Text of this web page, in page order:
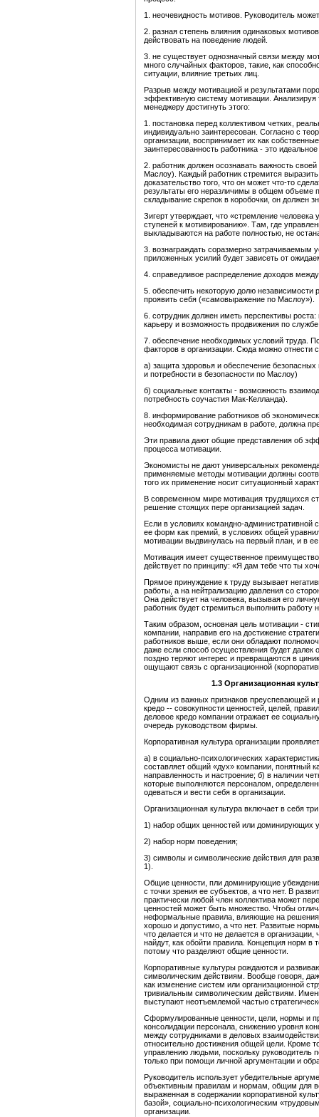
1. неочевидность мотивов. Руководитель
2. разная степень влияния одинаковых
действовать на поведение людей.
3. не существует однозначный связи между
много случайных факторов, такие, как
ситуации, влияние третьих лиц.
Разрыв между мотивацией и результатами
эффективную систему мотивации. Анализируя
менеджеру достигнуть этого:
1. постановка перед коллективом четких,
индивидуально заинтересован. Согласно с
организации, воспринимает их как
заинтересованность работника - это
2. работник должен осознавать важность
Маслоу). Каждый работник стремится
доказательство того, что он может что-то
результаты его неразличимы в общем объеме
складывание скрепок в коробочки, он должен
Зигерт утверждает, что «стремление человека
ступеней к мотивированию». Там, где
выкладываются на работе полностью, не
3. вознаграждать соразмерно затрачиваемым
приложенных усилий будет зависеть от
4. справедливое распределение доходов
5. обеспечить некоторую долю независимости
проявить себя («самовыражение по Маслоу»).
6. сотрудник должен иметь перспективы
карьеру и возможность продвижения по
7. обеспечение необходимых условий труда.
факторов в организации. Сюда можно отнести
а) защита здоровья и обеспечение
и потребности в безопасности по Маслоу)
б) социальные контакты - возможность
потребность соучастия Мак-Келланда).
8. информирование работников об
необходимая сотрудникам в работе, должна
Эти правила дают общие представления об
процесса мотивации.
Экономисты не дают универсальных
применяемые методы мотивации должны
того их применение носит ситуационный
В современном мире мотивация трудящихся
решение стоящих пере организацией задач.
Если в условиях командно-административной
ее форм как премий, в условиях общей
мотивации выдвинулась на первый план, и в
Мотивация имеет существенное
действует по принципу: «Я дам тебе что ты
Прямое принуждение к труду вызывает
работы, а на нейтрализацию давления со
Она действует на человека, вызывая его
работник будет стремиться выполнить работу
Таким образом, основная цель мотивации -
компании, направив его на достижение
работников выше, если они обладают
даже если способ осуществления будет далек
поздно теряют интерес и превращаются в
ощущают связь с организационной
1.3 Организационная
Одним из важных признаков преуспевающей и
кредо -- совокупности ценностей, целей,
деловое кредо компании отражает ее
очередь руководством фирмы.
Корпоративная культура организации
а) в социально-психологических
составляет общий «дух» компании, понятный
направленность и настроение; б) в наличии
которые выполняются персоналом,
одеваться и вести себя в организации.
Организационная культура включает в себя
1) набор общих ценностей или доминирующих
2) набор норм поведения;
3) символы и символические действия для
1).
Общие ценности, пли доминирующие
с точки зрения ее субъектов, а что нет. В
практически любой член коллектива может
ценностей может быть множество. Чтобы
неформальные правила, влияющие на решения
хорошо и допустимо, а что нет. Развитые
что делается и что не делается в
найдут, как обойти правила. Концепция норм в
потому что разделяют общие ценности.
Корпоративные культуры рождаются и
символическим действиям. Вообще говоря,
как изменение систем или организационной
тривиальным символическим действиям.
выступают неотъемлемой частью
Сформулированные ценности, цели, нормы и
консолидации персонала, снижению уровня
между сотрудниками в деловых
относительно достижения общей цели. Кроме
управлению людьми, поскольку руководитель
только при помощи личной аргументации и
Руководитель использует убедительные
объективным правилам и нормам, общим для
выраженная в содержании корпоративной
базой», социально-психологическим
организации.